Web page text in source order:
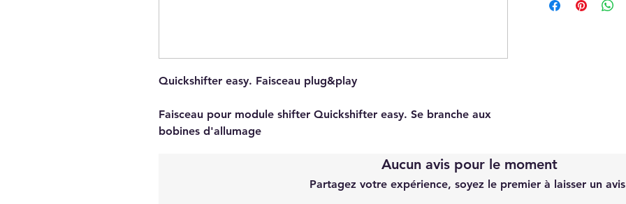
Quickshifter easy. Faisceau plug&play
Faisceau pour module shifter Quickshifter easy. Se branche aux
bobines d'allumage
Aucun avis pour le moment
Partagez votre expérience, soyez le premier à laisser un